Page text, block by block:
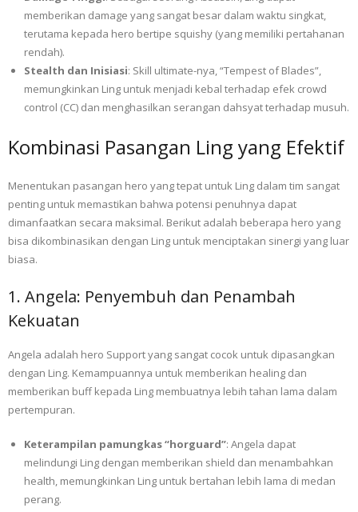
memberikan damage yang sangat besar dalam waktu singkat,
terutama kepada hero bertipe squishy (yang memiliki pertahanan
rendah).
Stealth dan Inisiasi: Skill ultimate-nya, “Tempest of Blades”,
memungkinkan Ling untuk menjadi kebal terhadap efek crowd
control (CC) dan menghasilkan serangan dahsyat terhadap musuh.
Kombinasi Pasangan Ling yang Efektif
Menentukan pasangan hero yang tepat untuk Ling dalam tim sangat
penting untuk memastikan bahwa potensi penuhnya dapat
dimanfaatkan secara maksimal. Berikut adalah beberapa hero yang
bisa dikombinasikan dengan Ling untuk menciptakan sinergi yang luar
biasa.
1. Angela: Penyembuh dan Penambah
Kekuatan
Angela adalah hero Support yang sangat cocok untuk dipasangkan
dengan Ling. Kemampuannya untuk memberikan healing dan
memberikan buff kepada Ling membuatnya lebih tahan lama dalam
pertempuran.
Keterampilan pamungkas “horguard”: Angela dapat
melindungi Ling dengan memberikan shield dan menambahkan
health, memungkinkan Ling untuk bertahan lebih lama di medan
perang.